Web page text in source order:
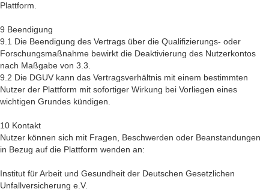
Plattform.
9 Beendigung
9.1 Die Beendigung des Vertrags über die Qualifizierungs- oder
Forschungsmaßnahme bewirkt die Deaktivierung des Nutzerkontos
nach Maßgabe von 3.3.
9.2 Die DGUV kann das Vertragsverhältnis mit einem bestimmten
Nutzer der Plattform mit sofortiger Wirkung bei Vorliegen eines
wichtigen Grundes kündigen.
10 Kontakt
Nutzer können sich mit Fragen, Beschwerden oder Beanstandungen
in Bezug auf die Plattform wenden an:
Institut für Arbeit und Gesundheit der Deutschen Gesetzlichen
Unfallversicherung e.V.